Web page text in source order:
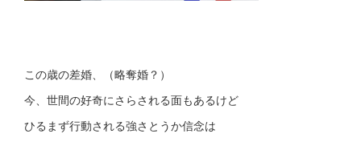
この歳の差婚、（略奪婚？）
今、世間の好奇にさらされる面もあるけど
ひるまず行動される強さとうか信念は